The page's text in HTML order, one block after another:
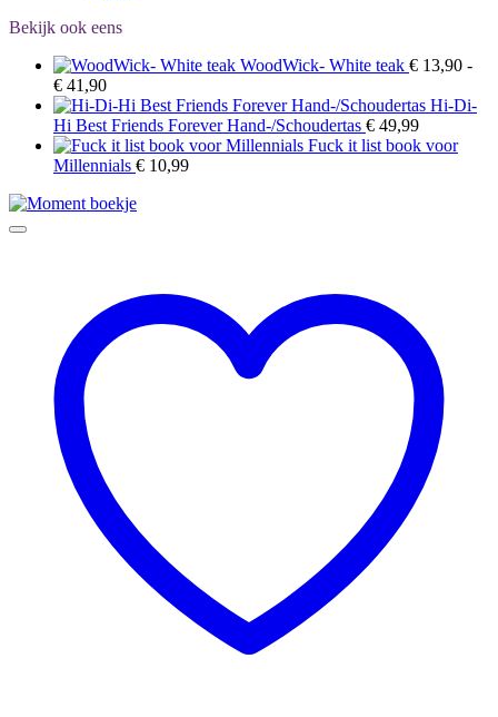
Bekijk ook eens
WoodWick- White teak € 13,90 -
€ 41,90Prijsklasse:
€ 13,90
tot
€ 41,90
Hi-Di-
Hi Best Friends Forever Hand-/Schoudertas € 49,99
Fuck it list book voor
Millennials € 10,99